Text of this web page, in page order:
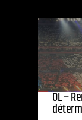
OL –